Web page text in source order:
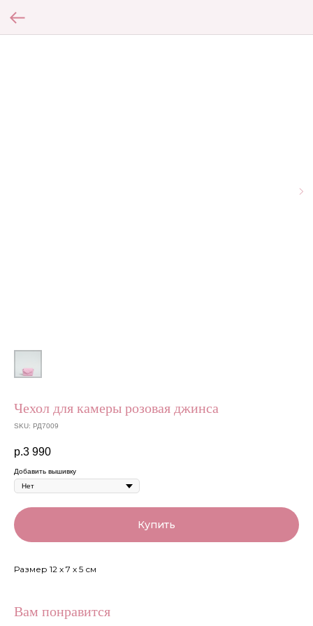
Чехол для камеры розовая джинса
SKU: РД7009
р.3 990
Добавить вышивку
Купить
Размер 12 х 7 х 5 см
Вам понравится